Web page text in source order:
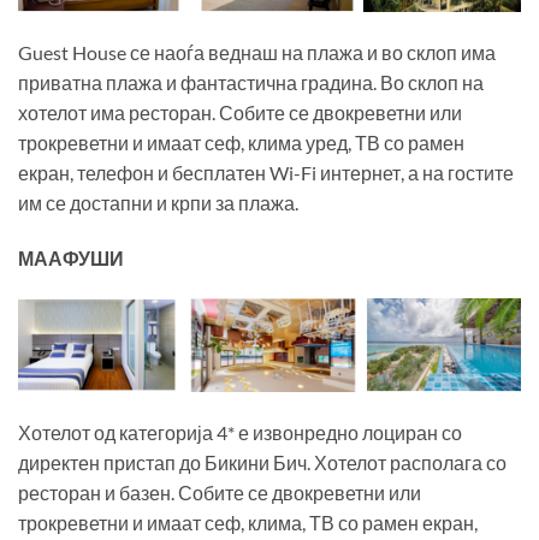
Guest House се наоѓа веднаш на плажа и во склоп има
приватна плажа и фантастична градина. Во склоп на
хотелот има ресторан. Собите се двокреветни или
трокреветни и имаат сеф, клима уред, ТВ со рамен
екран, телефон и бесплатен Wi-Fi интернет, а на гостите
им се достапни и крпи за плажа.
МААФУШИ
Хотелот од категорија 4* е извонредно лоциран со
директен пристап до Бикини Бич. Хотелот располага со
ресторан и базен. Собите се двокреветни или
трокреветни и имаат сеф, клима, ТВ со рамен екран,